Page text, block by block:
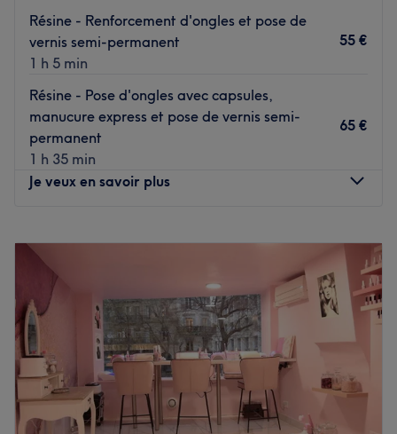
détente.
Nos coups de cœur :
L’atmosphère : un cadre chaleureux et convivial.
l'onglerie.
La marque utilisée : OPI.
Résine - Renforcement d'ongles et pose de
vernis semi-permanent
1 h 5 min
55 €
Résine - Pose d'ongles avec capsules,
manucure express et pose de vernis semi-
permanent
1 h 35 min
65 €
Je veux en savoir plus
20:00
Mercredi
10:00–
20:00
Jeudi
10:00 – 20:00
Vendredi
20:00
10:00
Dimanche
10:00
Brise Rose Salon 是巴黎九区美容安装机构。您可以通过专业
的精神来缓和效果。当您快速暂停或茧化之旅时，沙龙会增强